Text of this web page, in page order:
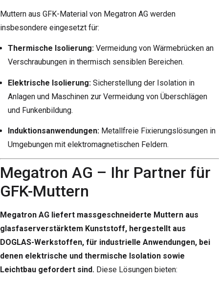
Muttern aus GFK-Material von Megatron AG werden
insbesondere eingesetzt für:
Thermische Isolierung: Vermeidung von Wärmebrücken an
Verschraubungen in thermisch sensiblen Bereichen.
Elektrische Isolierung: Sicherstellung der Isolation in
Anlagen und Maschinen zur Vermeidung von Überschlägen
und Funkenbildung.
Induktionsanwendungen: Metallfreie Fixierungslösungen in
Umgebungen mit elektromagnetischen Feldern.
Megatron AG – Ihr Partner für
GFK-Muttern
Megatron AG liefert massgeschneiderte Muttern aus
glasfaserverstärktem Kunststoff, hergestellt aus
DOGLAS-Werkstoffen, für industrielle Anwendungen, bei
denen elektrische und thermische Isolation sowie
Leichtbau gefordert sind. Diese Lösungen bieten: